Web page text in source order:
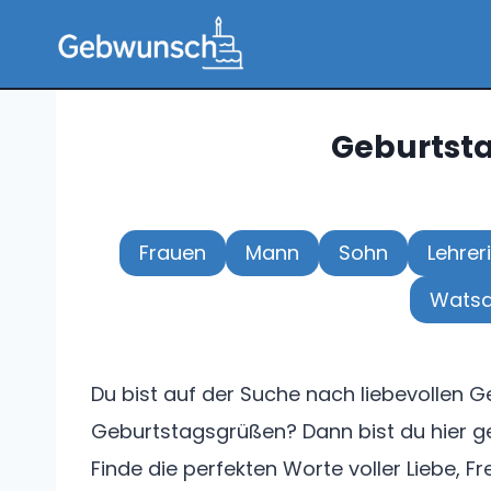
springen
Frauen Mann Sohn
Du bist auf der Suche nach liebevollen
Geburtstagsgrüßen? Dann bist du hier
Finde die perfekten Worte voller Liebe,